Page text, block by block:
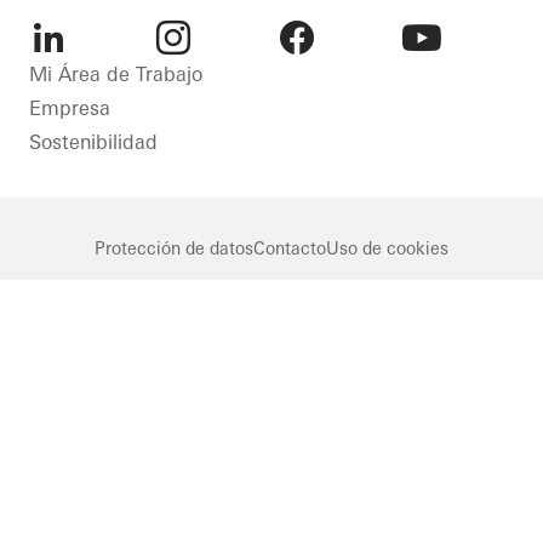
Fachadas
Netherlands
LinkedIn Instagram
Mi Área de Trabajo
Empresa
Sostenibilidad
Protección de datosContactoUso de cookies